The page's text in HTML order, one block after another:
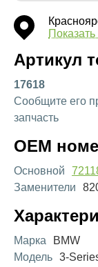
Артикул
17618
Сообщите его
запчасть
OEM
Основной
Заменители
Марка
BMW
Модель 3-